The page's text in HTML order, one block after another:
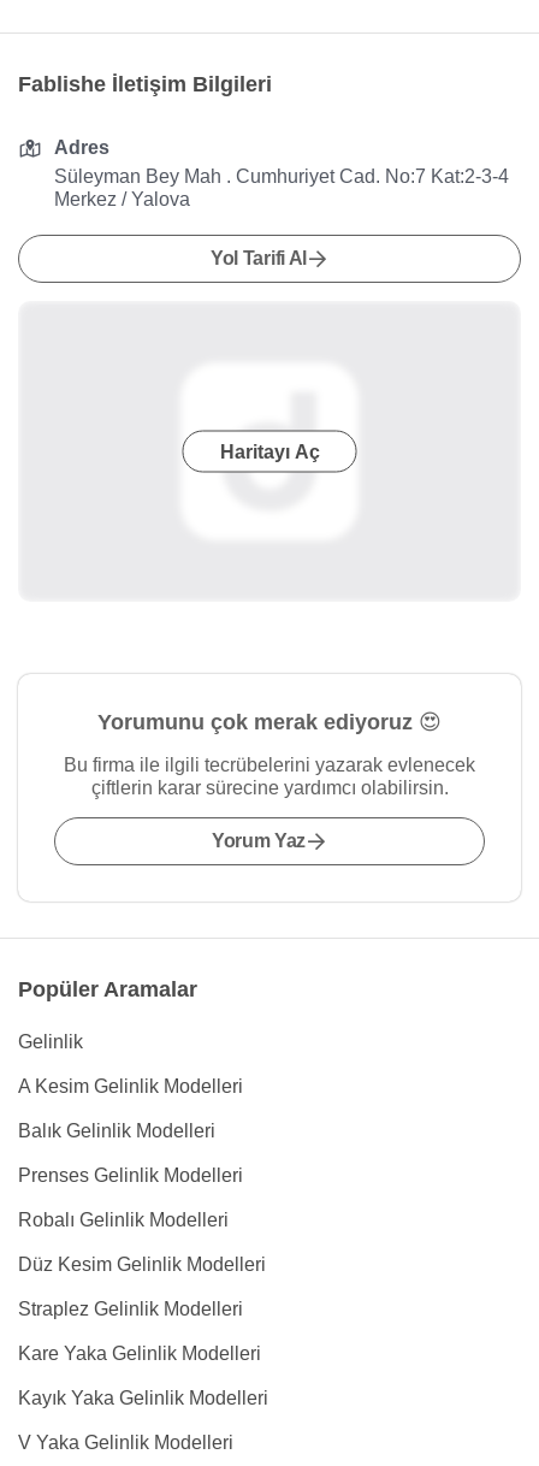
Fablishe İletişim Bilgileri
Adres
Süleyman Bey Mah . Cumhuriyet Cad. No:7 Kat:2-3-4
Merkez / Yalova
Yol Tarifi Al
Haritayı Aç
Yorumunu çok merak ediyoruz 😍
Bu firma ile ilgili tecrübelerini yazarak evlenecek
çiftlerin karar sürecine yardımcı olabilirsin.
Yorum Yaz
Popüler Aramalar
Gelinlik
A Kesim Gelinlik Modelleri
Balık Gelinlik Modelleri
Prenses Gelinlik Modelleri
Robalı Gelinlik Modelleri
Düz Kesim Gelinlik Modelleri
Straplez Gelinlik Modelleri
Kare Yaka Gelinlik Modelleri
Kayık Yaka Gelinlik Modelleri
V Yaka Gelinlik Modelleri